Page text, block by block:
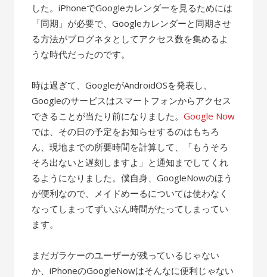
した。iPhoneでGoogleカレンダーを見るためには
「同期」が必要で、Googleカレンダーと同期させ
る方法がブログネタとしてアクセス数を集めるよ
うな時代だったのです。
時は過ぎて、GoogleがAndroidOSを発表し、
Googleのサービスはスマートフォンからアクセス
できることが当たり前になりました。Google Now
では、その日の予定をお知らせするのはもちろ
ん、現地までの所要時間を計算して、「もうそろ
そろ出ないと遅刻しますよ」と通知までしてくれ
るようになりました。僕自身、GoogleNowのほう
が便利なので、メイドめーるについては使わなく
なってしまってずいぶん時間がたってしまってい
ます。
まだガラケーのユーザーが残っているじゃない
か、iPhoneのGoogleNowはそんなに便利じゃない